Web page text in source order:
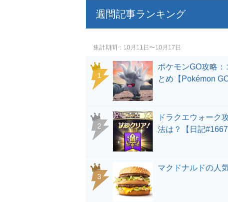
週間記事ランキング
集計期間 10月11日〜10月17日
ポケモンGO攻略
とめ【Pokémon GO
ドラクエウォーク
法は？【日記#1667
マクドナルドの人